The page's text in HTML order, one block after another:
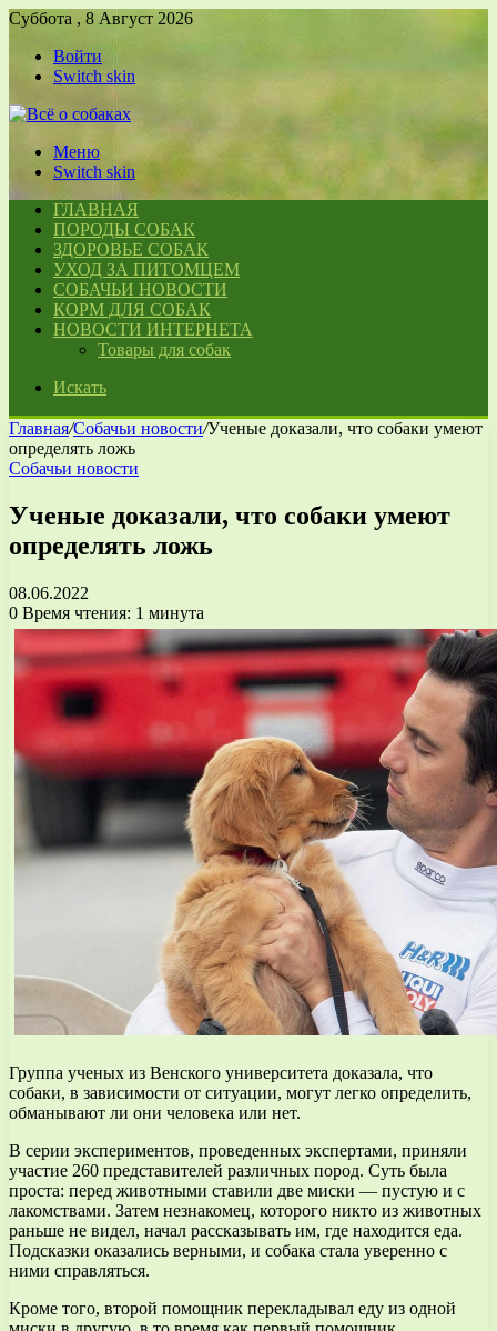
Суббота , 8 Август 2026
Войти
Switch skin
Меню
Switch skin
ГЛАВНАЯ
ПОРОДЫ СОБАК
ЗДОРОВЬЕ СОБАК
УХОД ЗА ПИТОМЦЕМ
СОБАЧЬИ НОВОСТИ
КОРМ ДЛЯ СОБАК
НОВОСТИ ИНТЕРНЕТА
Товары для собак
Искать
Главная/Собачьи новости/Ученые доказали, что собаки умеют
определять ложь
Собачьи новости
Ученые доказали, что собаки умеют
определять ложь
08.06.2022
0 Время чтения: 1 минута
Группа ученых из Венского университета доказала, что
собаки, в зависимости от ситуации, могут легко определить,
обманывают ли они человека или нет.
В серии экспериментов, проведенных экспертами, приняли
участие 260 представителей различных пород. Суть была
проста: перед животными ставили две миски — пустую и с
лакомствами. Затем незнакомец, которого никто из животных
раньше не видел, начал рассказывать им, где находится еда.
Подсказки оказались верными, и собака стала уверенно с
ними справляться.
Кроме того, второй помощник перекладывал еду из одной